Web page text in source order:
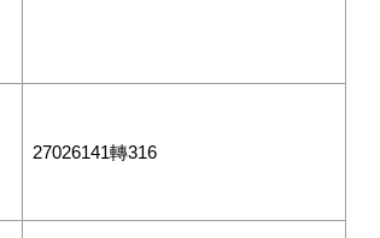
27026141轉316